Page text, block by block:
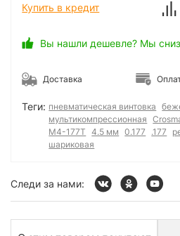
Купить в кредит
Вы нашли дешевле? Мы
Доставка
Теги: пневматическая винтовка
мультикомпрессионная
М4-177Т
4.5 мм 0.177 .177
шариковая
Следи за нами: